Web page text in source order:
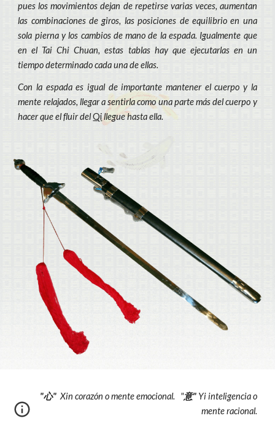
pues los movimientos dejan de repetirse varias veces, aumentan
las combinaciones de giros, las posiciones de equilibrio en una
sola pierna y los cambios de mano de la espada. Igualmente que
en el Tai Chi Chuan, estas tablas hay que ejecutarlas en un
tiempo determinado cada una de ellas.
Con la espada es igual de importante mantener el cuerpo y la
mente relajados, llegar a sentirla como una parte más del cuerpo y
hacer que el fluir delQi llegue hasta ella.
"心" Xin corazón o mente emocional. "意" Yi inteligencia o
mente racional.